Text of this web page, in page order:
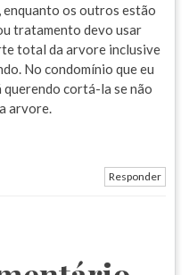
enquanto os outros estão
tratamento devo usar
total da arvore inclusive
No condomínio que eu
cortá-la se não
arvore.
Responder